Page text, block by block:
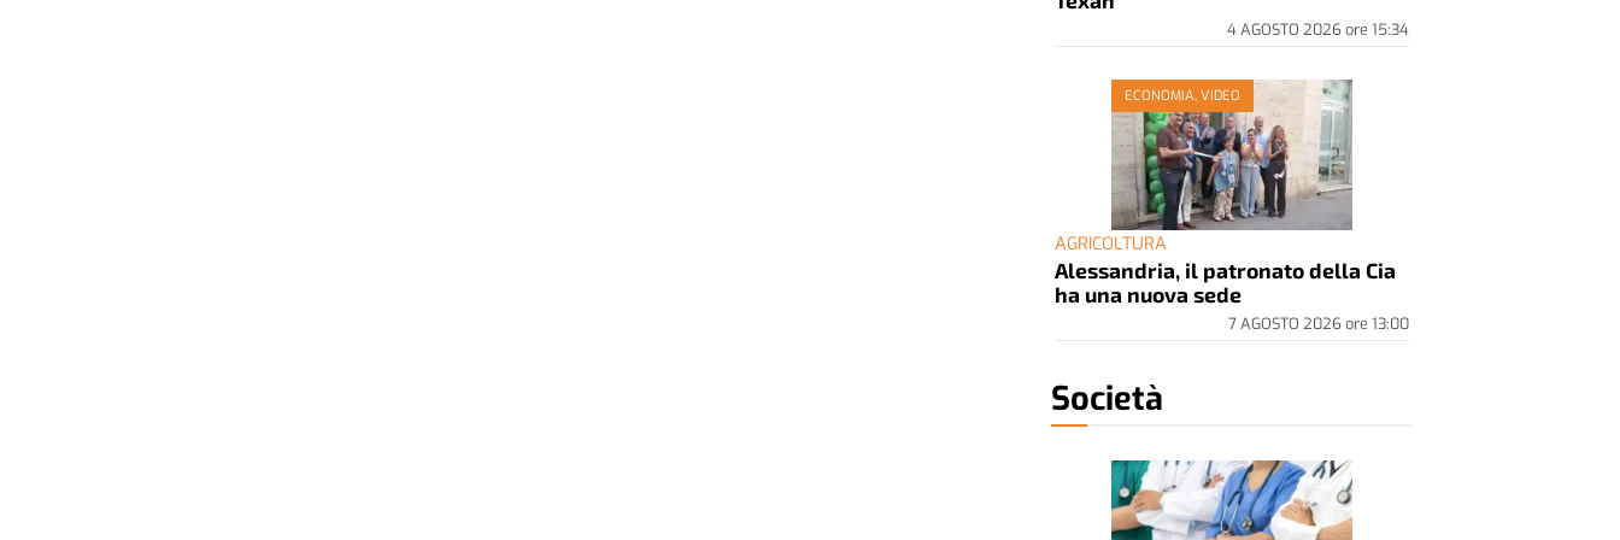
4 AGOSTO 2026ore 15:34
ECONOMIA, VIDEO
AGRICOLTURA
Alessandria, il patronato della Cia
ha una nuova sede
7 AGOSTO 2026ore 13:00
Società